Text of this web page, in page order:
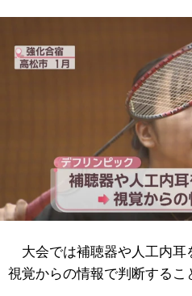
大会では補聴器や人工内耳
視覚からの情報で判断するこ